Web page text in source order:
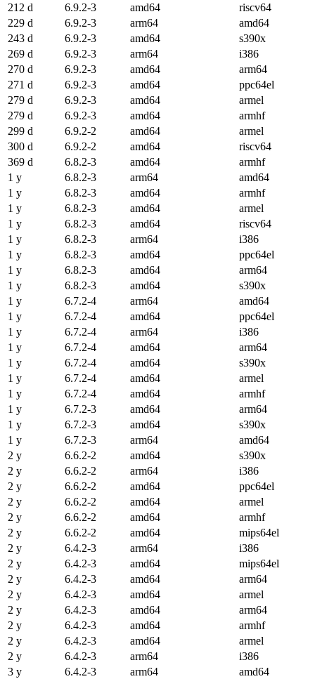
212 d
6.9.2-3 amd64
riscv64
229 d
6.9.2-3 arm64
amd64
243 d
6.9.2-3 amd64
s390x
269 d
6.9.2-3 arm64
i386
270 d
6.9.2-3 amd64
arm64
271 d
6.9.2-3 amd64
ppc64el
279 d
6.9.2-3 amd64
armel
279 d
6.9.2-3 amd64
armhf
299 d
6.9.2-2 amd64
armel
300 d
6.9.2-2 amd64
riscv64
369 d
6.8.2-3 amd64
armhf
1 y
6.8.2-3 arm64
amd64
1 y
6.8.2-3 amd64
armhf
1 y
6.8.2-3 amd64
armel
1 y
6.8.2-3 amd64
riscv64
1 y
6.8.2-3 arm64
i386
1 y
6.8.2-3 amd64
ppc64el
1 y
6.8.2-3 amd64
arm64
1 y
6.8.2-3 amd64
s390x
1 y
6.7.2-4 arm64
amd64
1 y
6.7.2-4 amd64
ppc64el
1 y
6.7.2-4 arm64
i386
1 y
6.7.2-4 amd64
arm64
1 y
6.7.2-4 amd64
s390x
1 y
6.7.2-4 amd64
armel
1 y
6.7.2-4 amd64
armhf
1 y
6.7.2-3 amd64
arm64
1 y
6.7.2-3 amd64
s390x
1 y
6.7.2-3 arm64
amd64
2 y
6.6.2-2 amd64
s390x
2 y
6.6.2-2 arm64
i386
2 y
6.6.2-2 amd64
ppc64el
2 y
6.6.2-2 amd64
armel
2 y
6.6.2-2 amd64
armhf
2 y
6.6.2-2 amd64
mips64el
2 y
6.4.2-3 arm64
i386
2 y
6.4.2-3 amd64
mips64el
2 y
6.4.2-3 amd64
arm64
2 y
6.4.2-3 amd64
armel
2 y
6.4.2-3 amd64
arm64
2 y
6.4.2-3 amd64
armhf
2 y
6.4.2-3 amd64
armel
2 y
6.4.2-3 arm64
i386
3 y
6.4.2-3 arm64
amd64